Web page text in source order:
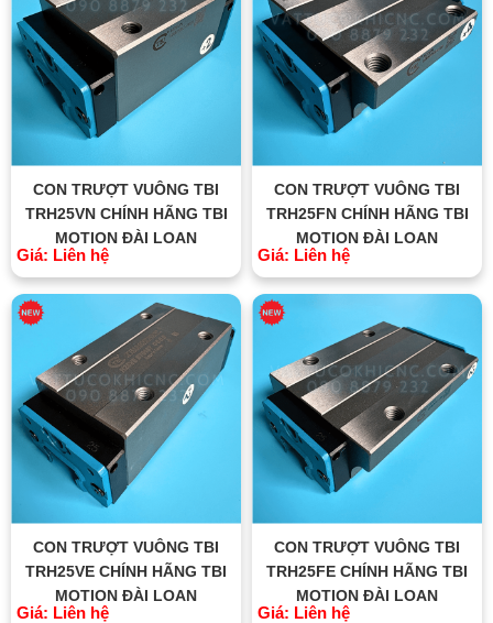
CON TRƯỢT VUÔNG TBI
TRH25VN CHÍNH HÃNG TBI
MOTION ĐÀI LOAN
Giá: Liên hệ
CON TRƯỢT VUÔNG TBI
TRH25FN CHÍNH HÃNG TBI
MOTION ĐÀI LOAN
Giá: Liên hệ
CON TRƯỢT VUÔNG TBI
TRH25VE CHÍNH HÃNG TBI
MOTION ĐÀI LOAN
Giá: Liên hệ
CON TRƯỢT VUÔNG TBI
TRH25FE CHÍNH HÃNG TBI
MOTION ĐÀI LOAN
Giá: Liên hệ